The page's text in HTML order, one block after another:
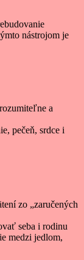
nástrojom je
a
pečeň, srdce i
zo „zaručených
seba i rodinu
medzi jedlom,